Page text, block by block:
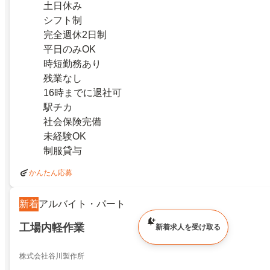
土日休み
シフト制
完全週休2日制
平日のみOK
時短勤務あり
残業なし
16時までに退社可
駅チカ
社会保険完備
未経験OK
制服貸与
かんたん応募
新着アルバイト・パート
工場内軽作業
株式会社谷川製作所
新着求人を受け取る